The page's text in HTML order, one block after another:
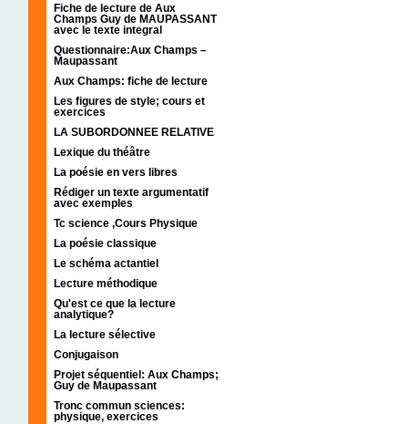
Fiche de lecture de Aux
Champs Guy de MAUPASSANT
avec le texte integral
Questionnaire:Aux Champs –
Maupassant
Aux Champs: fiche de lecture
Les figures de style; cours et
exercices
LA SUBORDONNEE RELATIVE
Lexique du théâtre
La poésie en vers libres
Rédiger un texte argumentatif
avec exemples
Tc science ,Cours Physique
La poésie classique
Le schéma actantiel
Lecture méthodique
Qu'est ce que la lecture
analytique?
La lecture sélective
Conjugaison
Projet séquentiel: Aux Champs;
Guy de Maupassant
Tronc commun sciences:
physique, exercices